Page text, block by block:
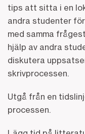
tips att sitta i en
andra studenter
med samma
hjälp av andra
diskutera
skrivprocessen.
Utgå från en
processen.